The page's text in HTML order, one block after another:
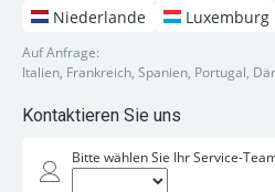
Niederlande
Luxemburg
Auf Anfrage:
Italien, Frankreich, Spanien, Portugal,
Kontaktieren Sie uns
Bitte wählen Sie Ihr Service-